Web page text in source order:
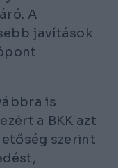
A
javítások
is
a BKK azt
szerint